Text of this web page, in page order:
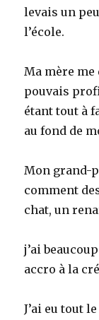
levais un
l’école.
Ma mère me
pouvais
étant tout à
au fond de
Mon grand-
comment
chat, un
j’ai
accro à la
J’ai eu tout